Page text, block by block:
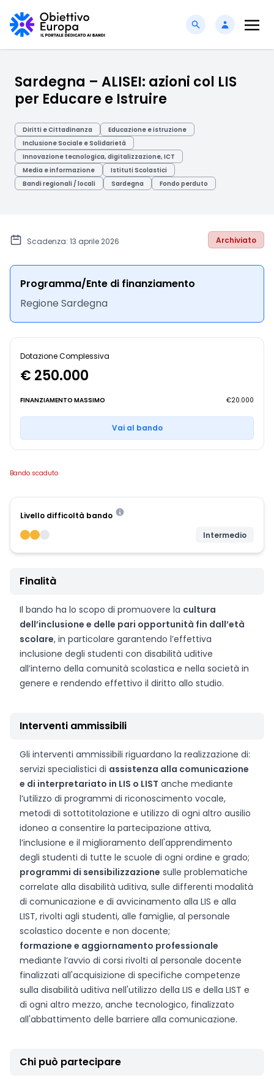
Sardegna – ALISEI: azioni col LIS
per Educare e Istruire
Diritti e Cittadinanza
Educazione e istruzione
Inclusione Sociale e Solidarietà
Innovazione tecnologica, digitalizzazione, ICT
Media e informazione
Istituti Scolastici
Bandi regionali / locali
Sardegna Fondo perduto
Scadenza: 13 aprile 2026 Archiviato
Programma/Ente di finanziamento
Regione Sardegna
Dotazione Complessiva
€ 250.000
FINANZIAMENTO MASSIMO €20.000
Vai al bando
Bando scaduto
Livello difficoltà bando
Intermedio
Finalità
Il bando ha lo scopo di promuovere la cultura
dell’inclusione e delle pari opportunità fin dall’età
scolare, in particolare garantendo l’effettiva
inclusione degli studenti con disabilità uditive
all’interno della comunità scolastica e nella società in
genere e rendendo effettivo il diritto allo studio.
Interventi ammissibili
Gli interventi ammissibili riguardano la realizzazione di:
servizi specialistici di assistenza alla comunicazione
e di interpretariato in LIS o LIST anche mediante
l’utilizzo di programmi di riconoscimento vocale,
metodi di sottotitolazione e utilizzo di ogni altro ausilio
idoneo a consentire la partecipazione attiva,
l’inclusione e il miglioramento dell'apprendimento
degli studenti di tutte le scuole di ogni ordine e grado;
programmi di sensibilizzazione sulle problematiche
correlate alla disabilità uditiva, sulle differenti modalità
di comunicazione e di avvicinamento alla LIS e alla
LIST, rivolti agli studenti, alle famiglie, al personale
scolastico docente e non docente;
formazione e aggiornamento professionale
mediante l’avvio di corsi rivolti al personale docente
finalizzati all'acquisizione di specifiche competenze
sulla disabilità uditiva nell'utilizzo della LIS e della LIST e
di ogni altro mezzo, anche tecnologico, finalizzato
all'abbattimento delle barriere alla comunicazione.
Chi può partecipare